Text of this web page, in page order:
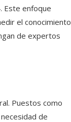
Este enfoque
el conocimiento
de expertos
Puestos como
de